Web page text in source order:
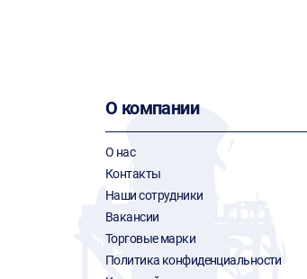
О компании
О нас
Контакты
Наши сотрудники
Вакансии
Торговые марки
Политика конфиденциальности